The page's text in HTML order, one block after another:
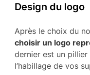
Design du logo
Après le choix du
choisir un logo
dernier est un
l’habillage de vos